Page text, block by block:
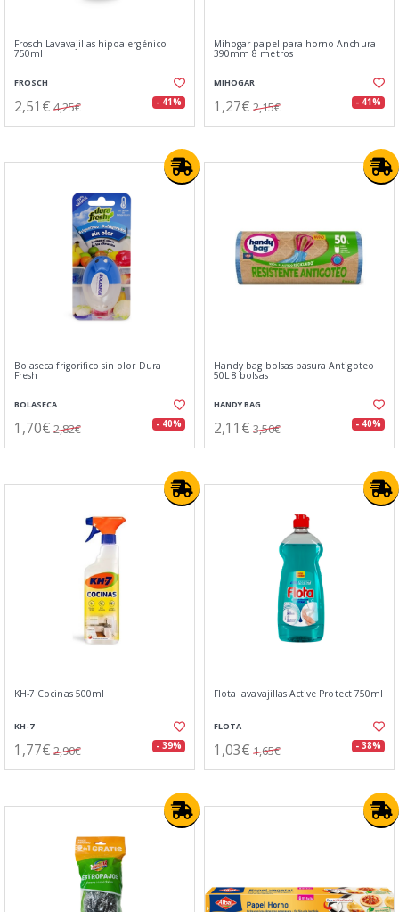
Frosch Lavavajillas hipoalergénico
750ml
FROSCH
2,51€ 4,25€ - 41%
Mihogar papel para horno Anchura
390mm 8 metros
MIHOGAR
1,27€ 2,15€ - 41%
Bolaseca frigorifico sin olor Dura
Fresh
BOLASECA
1,70€ 2,82€ - 40%
Handy bag bolsas basura Antigoteo
50L 8 bolsas
HANDY BAG
2,11€ 3,50€ - 40%
KH-7 Cocinas 500ml
KH-7
1,77€ 2,90€ - 39%
Flota lavavajillas Active Protect 750ml
FLOTA
1,03€ 1,65€ - 38%